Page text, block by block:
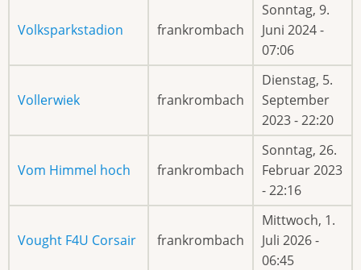
Volksparkstadion frankrombach
Sonntag, 9.
Juni 2024 -
07:06
Vollerwiek frankrombach
Dienstag, 5.
September
2023 - 22:20
Vom Himmel hoch frankrombach
Sonntag, 26.
Februar 2023
- 22:16
Vought F4U Corsair frankrombach
Mittwoch, 1.
Juli 2026 -
06:45